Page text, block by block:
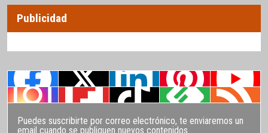
Publicidad
Puedes suscribirte por correo electrónico, te enviaremos un
email cuando se publiquen nuevos contenidos